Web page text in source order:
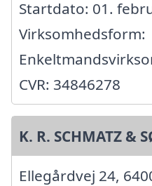
Startdato: 01.
Virksomhedsform:
CVR: 34846278
K. R. SCHMATZ &
Ellegårdvej 24,